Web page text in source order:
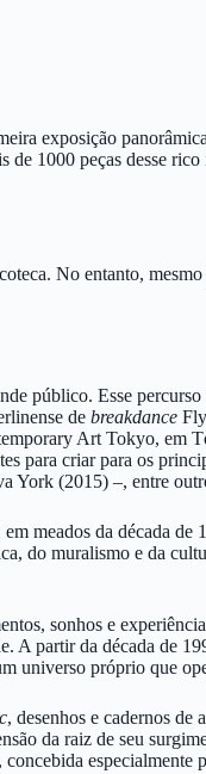
exposição
de 1000 peças desse
No entanto,
público. Esse
de breakdance
Art Tokyo, em
para criar para os
York (2015) –, entre
meados da década
do muralismo e da
sonhos e
A partir da década de
universo próprio que
, desenhos e cadernos de
da raiz de seu
especialmente